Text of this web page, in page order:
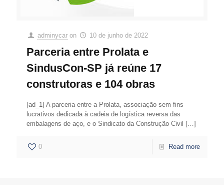
adminycar on 10 de junho de 2022
Parceria entre Prolata e
SindusCon-SP já reúne 17
construtoras e 104 obras
[ad_1] A parceria entre a Prolata, associação sem fins
lucrativos dedicada à cadeia de logística reversa das
embalagens de aço, e o Sindicato da Construção Civil
[…]
0 Read more